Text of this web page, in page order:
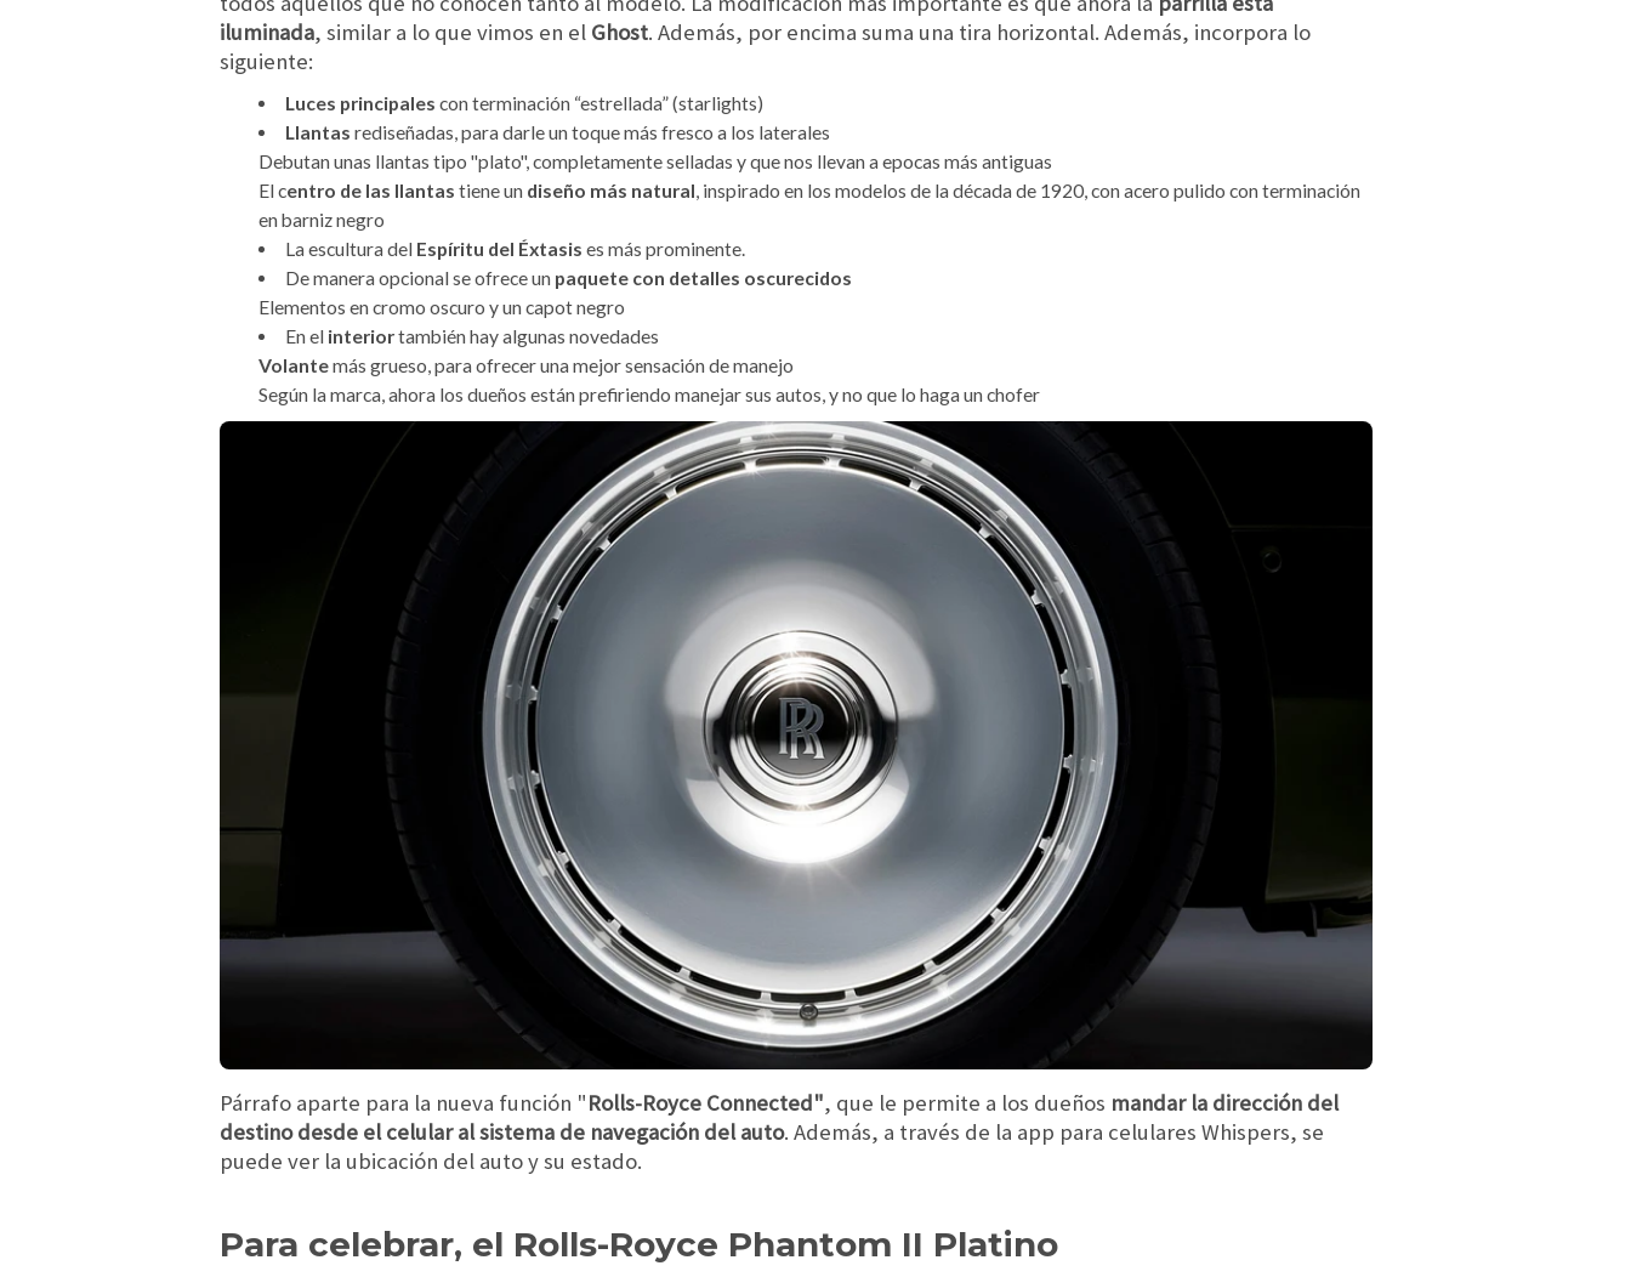
iluminada, similar a lo que vimos en el Ghost. Además, por encima suma una tira horizontal. Además, incorpora lo
siguiente:
Luces principales con terminación “estrellada” (starlights)
Llantas rediseñadas, para darle un toque más fresco a los laterales
Debutan unas llantas tipo "plato", completamente selladas y que nos llevan a epocas más antiguas
El centro de las llantas tiene un diseño más natural, inspirado en los modelos de la década de 1920, con acero pulido con terminación
en barniz negro
La escultura del Espíritu del Éxtasis es más prominente.
De manera opcional se ofrece un paquete con detalles oscurecidos
Elementos en cromo oscuro y un capot negro
En el interiortambién hay algunas novedades
Volantemás grueso, para ofrecer una mejor sensación de manejo
Según la marca, ahora los dueños están prefiriendo manejar sus autos, y no que lo haga un chofer
Párrafo aparte para la nueva función "Rolls-Royce Connected", que le permite a los dueños mandar la dirección del
destino desde el celular al sistema de navegación del auto. Además, a través de la app para celulares Whispers, se
puede ver la ubicación del auto y su estado.
Para celebrar, el Rolls-Royce Phantom II Platino